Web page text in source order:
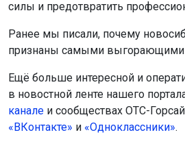
силы и предотвратить
Ранее мы писали, почему
признаны самыми выгорающими
Ещё больше интересной и
в новостной ленте нашего
канале и сообществах ОТС-
«ВКонтакте» и «Одноклассники».